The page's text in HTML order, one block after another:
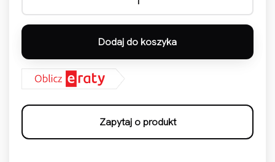
ilość Błotnik przód Honda części PCX 125 od 2018- 2020
Dodaj do koszyka
Zapytaj o produkt